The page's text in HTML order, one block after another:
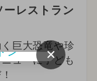
レストラン
巨大恐竜や珍
ューに子ども
×